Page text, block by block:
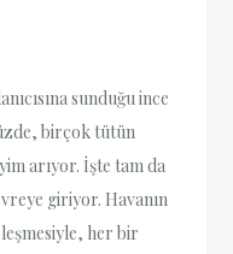
sunduğu ince
birçok tütün
arıyor. İşte tam da
giriyor. Havanın
her bir